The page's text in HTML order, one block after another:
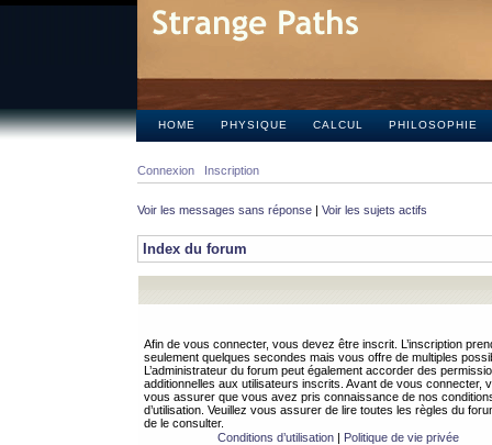
HOME PHYSIQUE CALCUL PHILOSOPHIE
Connexion Inscription
Voir les messages sans réponse | Voir les sujets actifs
Index du forum
Afin de vous connecter, vous devez être inscrit. L’inscription
seulement quelques secondes mais vous offre de multiples
L’administrateur du forum peut également accorder des
additionnelles aux utilisateurs inscrits. Avant de vous connecter,
vous assurer que vous avez pris connaissance de nos
d’utilisation. Veuillez vous assurer de lire toutes les règles du
de le consulter.
Conditions d’utilisation| Politique de vie privée